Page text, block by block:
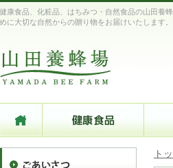
健康食品、化粧品、はちみつ・自然食品の山田養
めに大切な自然からの贈り物をお届けいたします。
ト